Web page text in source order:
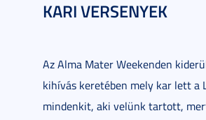
KARI VERSENYEK
Az Alma Mater Weekenden
kihívás keretében mely kar lett a
mindenkit, aki velünk tartott,